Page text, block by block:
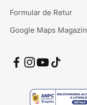
Formular de Retur
Google Maps Magazin